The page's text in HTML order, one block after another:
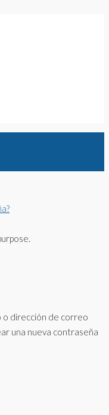
o dirección de correo
una nueva contraseña